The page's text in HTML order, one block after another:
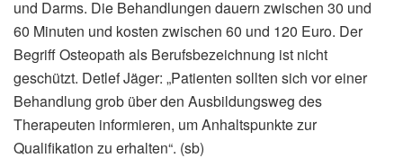
und Darms. Die Behandlungen dauern zwischen 30 und
60 Minuten und kosten zwischen 60 und 120 Euro. Der
Begriff Osteopath als Berufsbezeichnung ist nicht
geschützt. Detlef Jäger: „Patienten sollten sich vor einer
Behandlung grob über den Ausbildungsweg des
Therapeuten informieren, um Anhaltspunkte zur
Qualifikation zu erhalten“. (sb)